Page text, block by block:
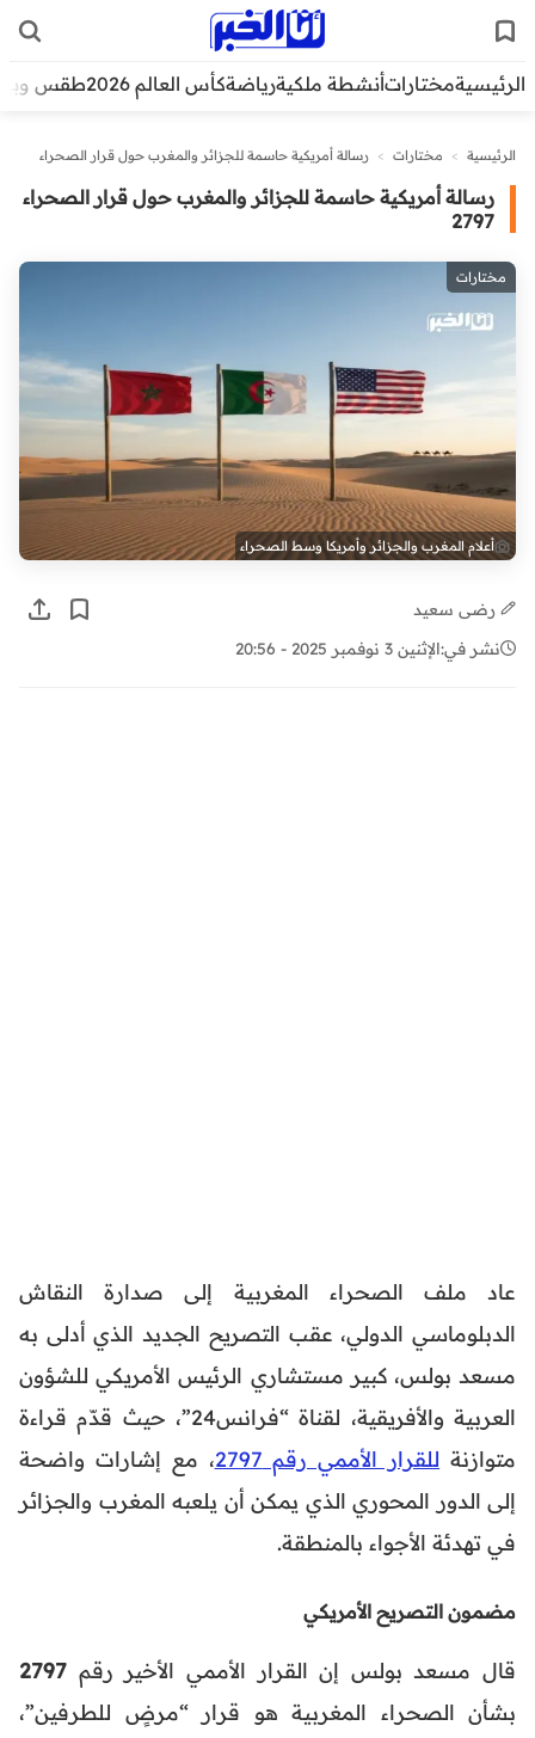
الرئيسيةمختاراتأنشطة ملكيةرياضةكأس العالم 2026 طقس
الرئيسية > مختارات > رسالة أمريكية حاسمة للجزائر والمغرب حول قرار الصحراء
رسالة أمريكية حاسمة للجزائر والمغرب حول قرار الصحراء
2797
مختارات
أعلام المغرب والجزائر وأمريكا وسط الصحراء
رضى سعيد
نشر في:الإثنين 3 نوفمبر 2025 - 20:56
عاد ملف الصحراء المغربية إلى صدارة النقاش
الدبلوماسي الدولي، عقب التصريح الجديد الذي أدلى به
مسعد بولس، كبير مستشاري الرئيس الأمريكي للشؤون
العربية والأفريقية، لقناة “فرانس24”، حيث قدّم قراءة
متوازنة للقرار الأممي رقم 2797
، مع إشارات واضحة
إلى الدور المحوري الذي يمكن أن يلعبه المغرب والجزائر
في تهدئة الأجواء بالمنطقة.
مضمون التصريح الأمريكي
قال مسعد بولس إن القرار الأممي الأخير رقم 2797
بشأن الصحراء المغربية هو قرار “مرضٍ للطرفين”،